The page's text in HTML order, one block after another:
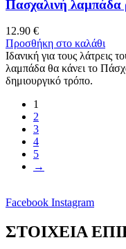
Πασχαλινή
12.90 €
Προσθήκη στο καλάθι
Ιδανική για τους λάτρεις
λαμπάδα θα κάνει το
δημιουργικό τρόπο.
1
2
3
4
5
→
Facebook Instagram
ΣΤΟΙΧΕΙΑ